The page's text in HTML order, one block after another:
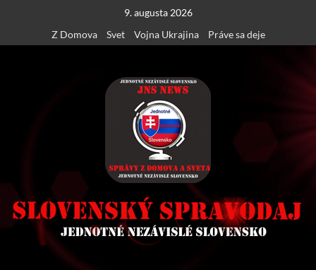
content
9. augusta 2026
Z Domova
Svet Vojna Ukrajina Práve sa deje